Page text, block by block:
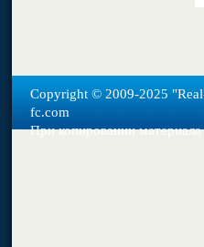
Copyright © 2009-2025
fc.com
При копировании материала